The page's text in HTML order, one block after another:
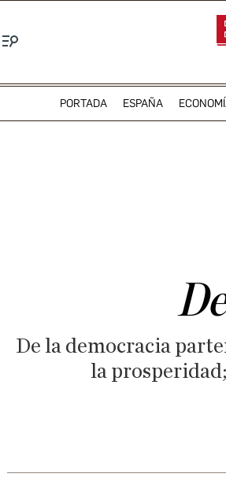
PORTADA ESPAÑA
De la democracia
la